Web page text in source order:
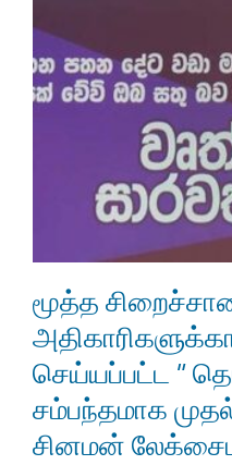
மூத்த
செய்யப்பட்ட ”
சம்பந்தமாக
சினமன்